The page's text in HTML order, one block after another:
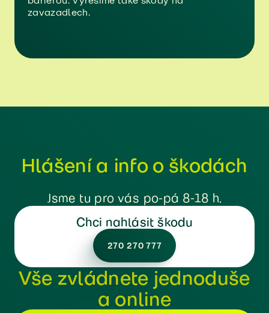
zavazadlech.
Hlášení a info o škodách
Jsme tu pro vás po-pá 8-18 h.
Chci nahlásit škodu
270 270 777
Vše zvládnete jednoduše
a online